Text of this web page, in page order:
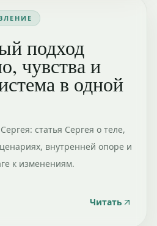
подход
чувства и
в одной
статья Сергея о теле,
внутренней опоре и
к изменениям.
Читать